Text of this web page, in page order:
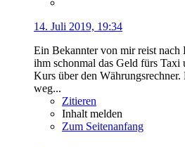
14. Juli 2019, 19:34
Ein Bekannter von mir reist
ihm schonmal das Geld fürs Taxi
Kurs über den
weg...
Zitieren
Inhalt melden
Zum Seitenanfang